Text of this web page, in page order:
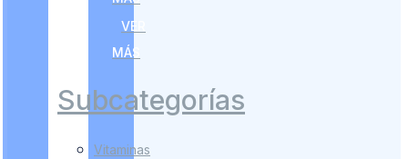
VER
MÁS
Subcategorías
Vitaminas